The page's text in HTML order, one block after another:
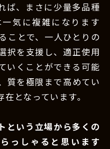
ば、まさに少量多品種
気に複雑になります
ことで、一人ひとりの
択を支援し、適正使用
いくことができる可能
質を極限まで高めてい
となっています。
という立場から多くの
っしゃると思います